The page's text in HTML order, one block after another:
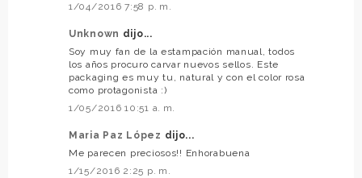
1/04/2016 7:58 p. m.
Unknown dijo...
Soy muy fan de la estampación manual, todos
los años procuro carvar nuevos sellos. Este
packaging es muy tu, natural y con el color rosa
como protagonista :)
1/05/2016 10:51 a. m.
Maria Paz López dijo...
Me parecen preciosos!! Enhorabuena
1/15/2016 2:25 p. m.